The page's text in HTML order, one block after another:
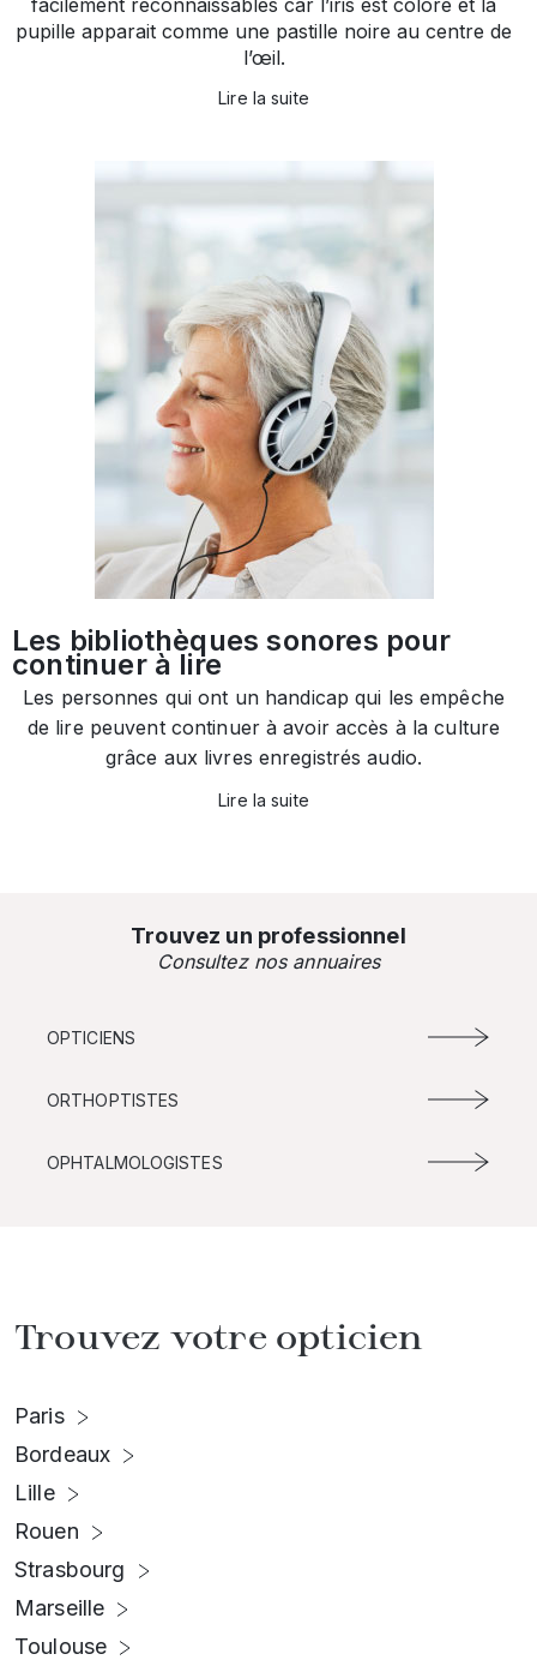
facilement reconnaissables car l’iris est coloré et la
pupille apparait comme une pastille noire au centre de
l’œil.
Lire la suite
Les bibliothèques sonores pour
continuer à lire
Les personnes qui ont un handicap qui les empêche
de lire peuvent continuer à avoir accès à la culture
grâce aux livres enregistrés audio.
Lire la suite
Trouvez un professionnel
Consultez nos annuaires
OPTICIENS
ORTHOPTISTES
OPHTALMOLOGISTES
Trouvez votre opticien
Paris
Bordeaux
Lille
Rouen
Strasbourg
Marseille
Toulouse